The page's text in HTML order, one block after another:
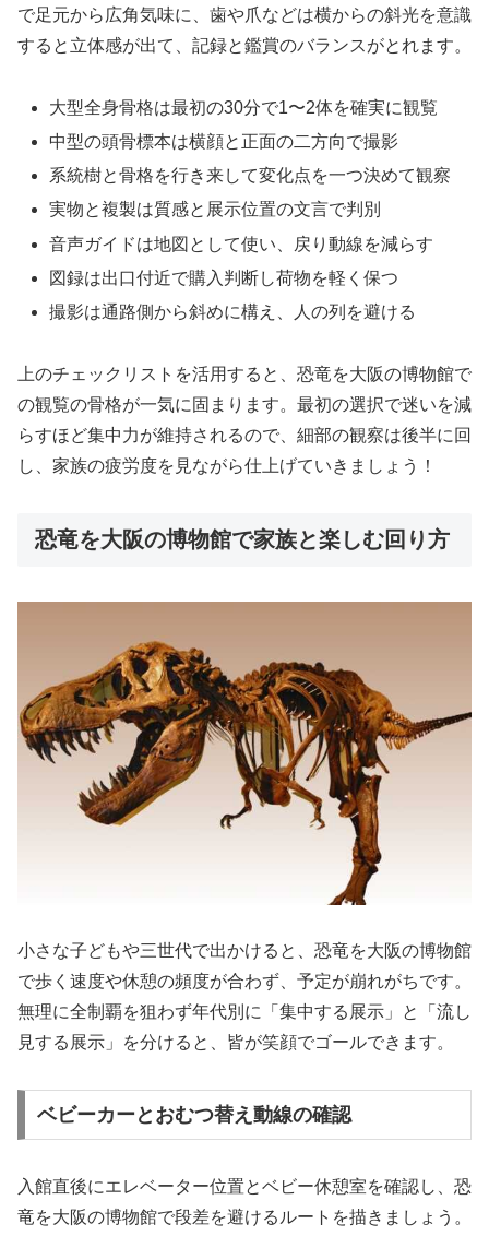
で足元から広角気味に、歯や爪などは横からの斜光を意識
すると立体感が出て、記録と鑑賞のバランスがとれます。
大型全身骨格は最初の30分で1〜2体を確実に観覧
中型の頭骨標本は横顔と正面の二方向で撮影
系統樹と骨格を行き来して変化点を一つ決めて観察
実物と複製は質感と展示位置の文言で判別
音声ガイドは地図として使い、戻り動線を減らす
図録は出口付近で購入判断し荷物を軽く保つ
撮影は通路側から斜めに構え、人の列を避ける
上のチェックリストを活用すると、恐竜を大阪の博物館で
の観覧の骨格が一気に固まります。最初の選択で迷いを減
らすほど集中力が維持されるので、細部の観察は後半に回
し、家族の疲労度を見ながら仕上げていきましょう！
恐竜を大阪の博物館で家族と楽しむ回り方
小さな子どもや三世代で出かけると、恐竜を大阪の博物館
で歩く速度や休憩の頻度が合わず、予定が崩れがちです。
無理に全制覇を狙わず年代別に「集中する展示」と「流し
見する展示」を分けると、皆が笑顔でゴールできます。
ベビーカーとおむつ替え動線の確認
入館直後にエレベーター位置とベビー休憩室を確認し、恐
竜を大阪の博物館で段差を避けるルートを描きましょう。